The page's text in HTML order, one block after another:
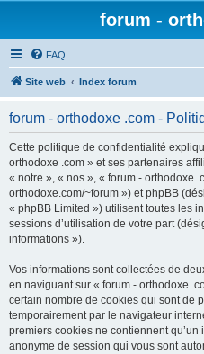
forum -
FAQ
Site web Index forum
forum - orthodoxe .com -
Cette politique de confidentialité
orthodoxe .com » et ses partenaires
« notre », « nos », « forum - orthodoxe
orthodoxe.com/~forum ») et phpBB
« phpBB Limited ») utilisent toutes les
sessions d’utilisation de votre part
informations »).
Vos informations sont collectées de
en naviguant sur « forum - orthodoxe
certain nombre de cookies qui sont de
temporairement par le navigateur
premiers cookies ne contiennent
anonyme de session qui vous sont